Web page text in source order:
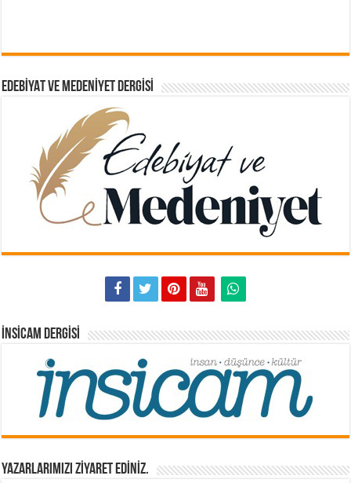
EDEBIYAT VE MEDENIYET DERGISI
İNSICAM DERGISI
YAZARLARIMIZI ZİYARET EDİNİZ.